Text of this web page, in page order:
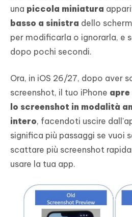
una piccola miniatura
basso a sinistra dello
per modificarla o ignorarla, e
dopo pochi secondi.
Ora, in iOS 26/27, dopo aver
screenshot, il tuo iPhone
lo screenshot in modalità
intero, facendoti uscire
significa più passaggi se vuoi
scattare più screenshot
usare la tua app.